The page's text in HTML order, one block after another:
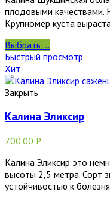
плодовыми качествами.
Крупномер куста
Выбрать ...
Быстрый просмотр
Хит
Закрыть
Калина Эликсир
700.00 Р
Калина Эликсир это
высоты 2,5 метра. Сорт
устойчивостью к